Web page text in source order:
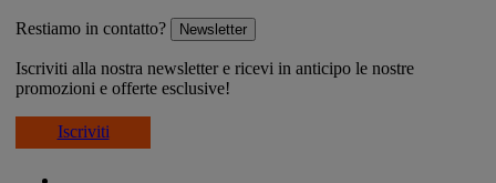
Restiamo in contatto? Newsletter
Iscriviti alla nostra newsletter e ricevi in anticipo le nostre
promozioni e offerte esclusive!
Iscriviti